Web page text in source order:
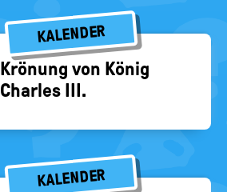
KALENDER
Krö­nung von König
Charles III.
KALENDER